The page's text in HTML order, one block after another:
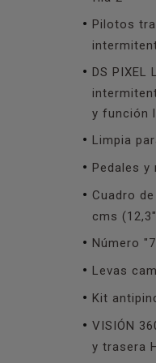
Pilotos
DS PIXEL
y función
Limpia
Pedales y
Cuadro de
cms
Número
Levas
Kit
VISIÓN
y trasera